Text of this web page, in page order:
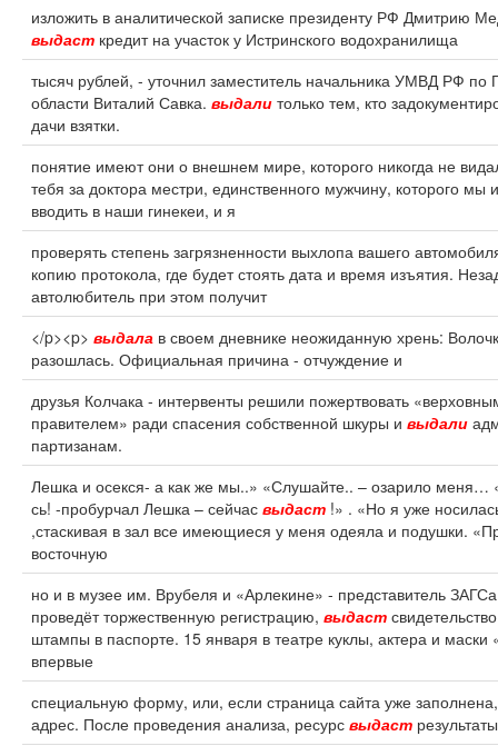
изложить в аналитической записке президенту РФ Дмитрию
выдаст кредит на участок у Истринского водохранилища
тысяч рублей, - уточнил заместитель начальника УМВД РФ по
области Виталий Савка. выдали только тем, кто
дачи взятки.
понятие имеют они о внешнем мире, которого никогда не
тебя за доктора местри, единственного мужчину, которого мы
вводить в наши гинекеи, и я
проверять степень загрязненности выхлопа вашего
копию протокола, где будет стоять дата и время изъятия.
автолюбитель при этом получит
</p><p> выдала в своем дневнике неожиданную хрень:
разошлась. Официальная причина - отчуждение и
друзья Колчака - интервенты решили пожертвовать
правителем» ради спасения собственной шкуры и выдали
партизанам.
Лешка и осекся- а как же мы..» «Слушайте.. – озарило меня…
сь! -пробурчал Лешка – сейчас выдаст !» . «Но я уже
,стаскивая в зал все имеющиеся у меня одеяла и подушки.
восточную
но и в музее им. Врубеля и «Арлекине» - представитель
проведёт торжественную регистрацию, выдаст
штампы в паспорте. 15 января в театре куклы, актера и маски
впервые
специальную форму, или, если страница сайта уже заполнена,
адрес. После проведения анализа, ресурс выдаст